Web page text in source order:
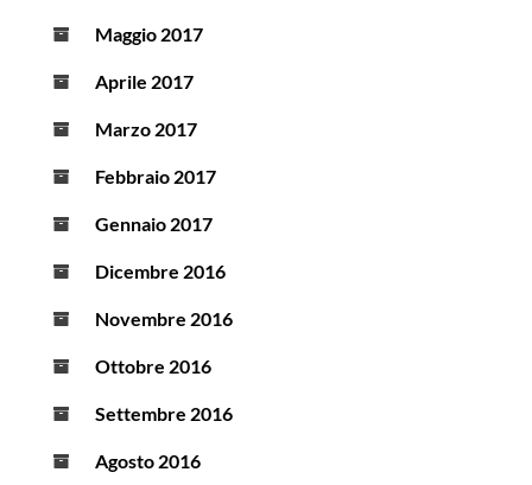
Maggio 2017
Aprile 2017
Marzo 2017
Febbraio 2017
Gennaio 2017
Dicembre 2016
Novembre 2016
Ottobre 2016
Settembre 2016
Agosto 2016